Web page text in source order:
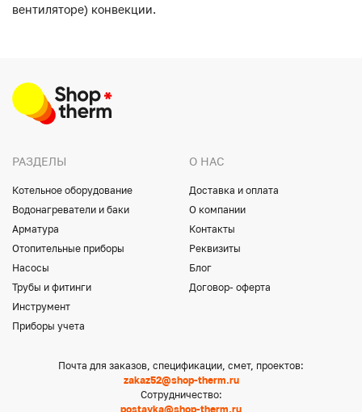
вентиляторе) конвекции.
РАЗДЕЛЫ
Котельное оборудование
Водонагреватели и баки
Арматура
Отопительные приборы
Насосы
Трубы и фитинги
Инструмент
Приборы учета
О НАС
Доставка и оплата
О компании
Контакты
Реквизиты
Блог
Договор- оферта
Почта для заказов, спецификации, смет, проектов:
zakaz52@shop-therm.ru
Сотрудничество:
postavka@shop-therm.ru